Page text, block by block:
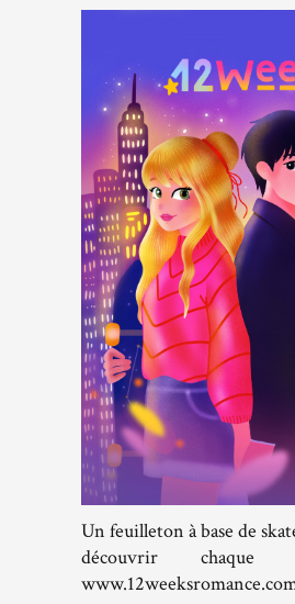
Un feuilleton à base de
découvrir chaque